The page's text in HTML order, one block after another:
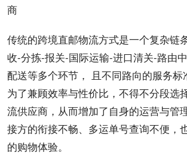
商
传统的跨境直邮物流方式是一个复杂链
收-分拣-报关-国际运输-进口清关-路由
配送等多个环节， 且不同路向的服务标
为了兼顾效率与性价比，不得不分段选
流供应商，从而增加了自身的运营与管
接方的衔接不畅、多运单号查询不便，
的购物体验。